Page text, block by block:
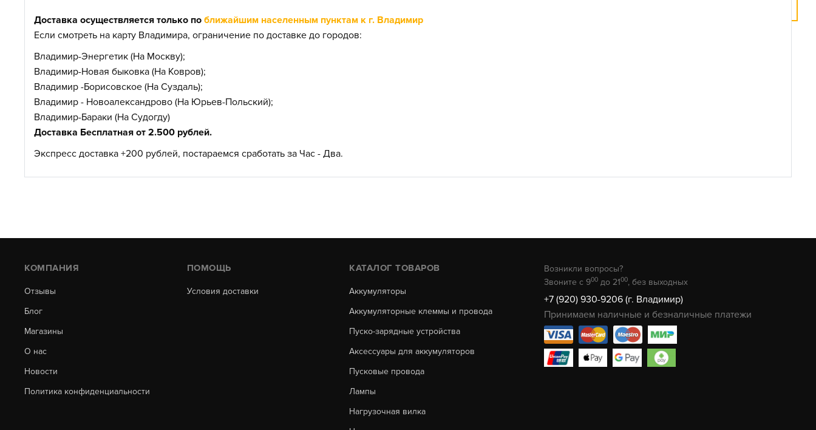
Доставка осуществляется только по ближайшим населенным пунктам к г. Владимир
Если смотреть на карту Владимира, ограничение по доставке до городов:
Владимир-Энергетик (На Москву);
Владимир-Новая быковка (На Ковров);
Владимир -Борисовское (На Суздаль);
Владимир - Новоалександрово (На Юрьев-Польский);
Владимир-Бараки (На Судогду)
Доставка Бесплатная от 2.500 рублей.
Экспресс доставка +200 рублей, постараемся сработать за Час - Два.
КОМПАНИЯ
Отзывы
Блог
Магазины
О нас
Новости
Политика конфиденциальности
ПОМОЩЬ
Условия доставки
КАТАЛОГ ТОВАРОВ
Аккумуляторы
Аккумуляторные клеммы и провода
Пуско-зарядные устройства
Аксессуары для аккумуляторов
Пусковые провода
Лампы
Нагрузочная вилка
Возникли вопросы?
Звоните с 900 до 2100, без выходных
+7 (920) 930-9206 (г. Владимир)
Принимаем наличные и безналичные платежи